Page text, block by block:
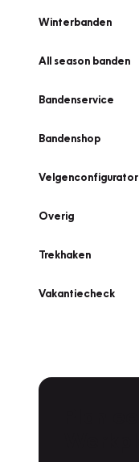
Winterbanden
All season banden
Bandenservice
Bandenshop
Velgenconfigurator
Overig
Trekhaken
Vakantiecheck